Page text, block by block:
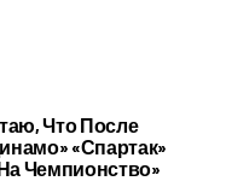
Что После
«Спартак»
Чемпионство»